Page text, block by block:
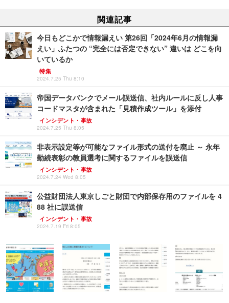
関連記事
今日もどこかで情報漏えい 第26回「2024年6月の情報漏
えい」ふたつの “完全には否定できない” 違いは どこを向
いているか
特集
2024.7.25 Thu 8:10
帝国データバンクでメール誤送信、社内ルールに反し人事
コードマスタが含まれた「見積作成ツール」を添付
インシデント・事故
2024.7.25 Thu 8:05
非表示設定等が可能なファイル形式の送付を廃止 ～ 永年
勤続表彰の教員選考に関するファイルを誤送信
インシデント・事故
2024.7.24 Wed 8:05
公益財団法人東京しごと財団で内部保存用のファイルを 4
88 社に誤送信
インシデント・事故
2024.7.19 Fri 8:05